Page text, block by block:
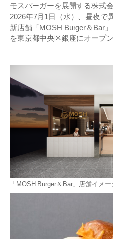
モスバーガーを展開する株式
2026年7月1日（水）、昼夜で
新店舗「MOSH Burger＆Bar
を東京都中央区銀座にオープン
「MOSH Burger＆Bar」店舗イメー